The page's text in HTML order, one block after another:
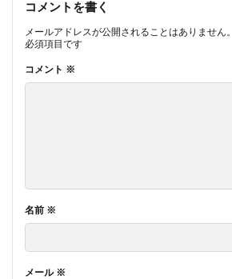
コメントを書く
メールアドレスが公開されることはありません。
必須項目です
コメント ※
名前 ※
メール ※